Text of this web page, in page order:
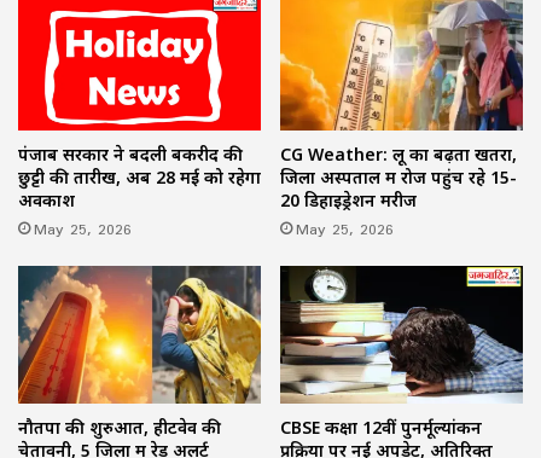
पंजाब सरकार ने बदली बकरीद की
छुट्टी की तारीख, अब 28 मई को रहेगा
अवकाश
May 25, 2026
CG Weather: लू का बढ़ता खतरा,
जिला अस्पताल में रोज पहुंच रहे 15-
20 डिहाइड्रेशन मरीज
May 25, 2026
नौतपा की शुरुआत, हीटवेव की
चेतावनी, 5 जिलों में रेड अलर्ट
CBSE कक्षा 12वीं पुनर्मूल्यांकन
प्रक्रिया पर नई अपडेट, अतिरिक्त